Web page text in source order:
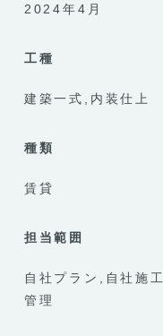
2024年4月
工種
建築一式 内装仕上
種類
賃貸
担当範囲
自社プラン 自社施工
管理